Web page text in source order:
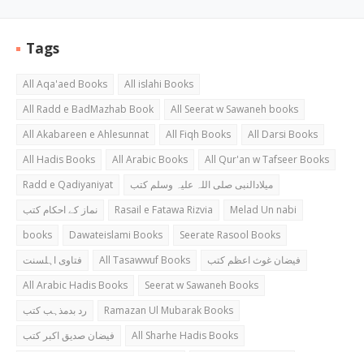
Tags
All Aqa'aed Books
All islahi Books
All Radd e BadMazhab Book
All Seerat w Sawaneh books
All Akabareen e Ahlesunnat
All Fiqh Books
All Darsi Books
All Hadis Books
All Arabic Books
All Qur'an w Tafseer Books
Radd e Qadiyaniyat
میلادالنبی صلی اللہ علیہ وسلم کتب
نماز کے احکام کتب
Rasail e Fatawa Rizvia
Melad Un nabi
books
Dawateislami Books
Seerate Rasool Books
فتاوی اہلسنت
All Tasawwuf Books
فیضان غوث اعظم کتب
All Arabic Hadis Books
Seerat w Sawaneh Books
رد بدمذہب کتب
Ramazan Ul Mubarak Books
فیضان صدیق اکبر کتب
All Sharhe Hadis Books